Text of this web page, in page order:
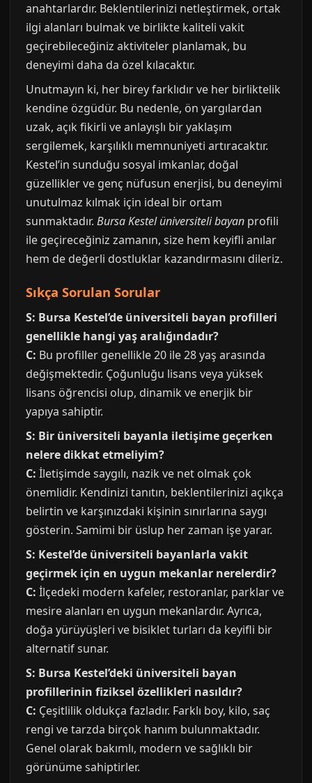
anahtarlardır. Beklentilerinizi netleştirmek, ortak
ilgi alanları bulmak ve birlikte kaliteli vakit
geçirebileceğiniz aktiviteler planlamak, bu
deneyimi daha da özel kılacaktır.
Unutmayın ki, her birey farklıdır ve her birliktelik
kendine özgüdür. Bu nedenle, ön yargılardan
uzak, açık fikirli ve anlayışlı bir yaklaşım
sergilemek, karşılıklı memnuniyeti artıracaktır.
Kestel’in sunduğu sosyal imkanlar, doğal
güzellikler ve genç nüfusun enerjisi, bu deneyimi
unutulmaz kılmak için ideal bir ortam
sunmaktadır. Bursa Kestel üniversiteli bayan profili
ile geçireceğiniz zamanın, size hem keyifli anılar
hem de değerli dostluklar kazandırmasını dileriz.
Sıkça Sorulan Sorular
S: Bursa Kestel’de üniversiteli bayan profilleri
genellikle hangi yaş aralığındadır?
C: Bu profiller genellikle 20 ile 28 yaş arasında
değişmektedir. Çoğunluğu lisans veya yüksek
lisans öğrencisi olup, dinamik ve enerjik bir
yapıya sahiptir.
S: Bir üniversiteli bayanla iletişime geçerken
nelere dikkat etmeliyim?
C: İletişimde saygılı, nazik ve net olmak çok
önemlidir. Kendinizi tanıtın, beklentilerinizi açıkça
belirtin ve karşınızdaki kişinin sınırlarına saygı
gösterin. Samimi bir üslup her zaman işe yarar.
S: Kestel’de üniversiteli bayanlarla vakit
geçirmek için en uygun mekanlar nerelerdir?
C: İlçedeki modern kafeler, restoranlar, parklar ve
mesire alanları en uygun mekanlardır. Ayrıca,
doğa yürüyüşleri ve bisiklet turları da keyifli bir
alternatif sunar.
S: Bursa Kestel’deki üniversiteli bayan
profillerinin fiziksel özellikleri nasıldır?
C: Çeşitlilik oldukça fazladır. Farklı boy, kilo, saç
rengi ve tarzda birçok hanım bulunmaktadır.
Genel olarak bakımlı, modern ve sağlıklı bir
görünüme sahiptirler.